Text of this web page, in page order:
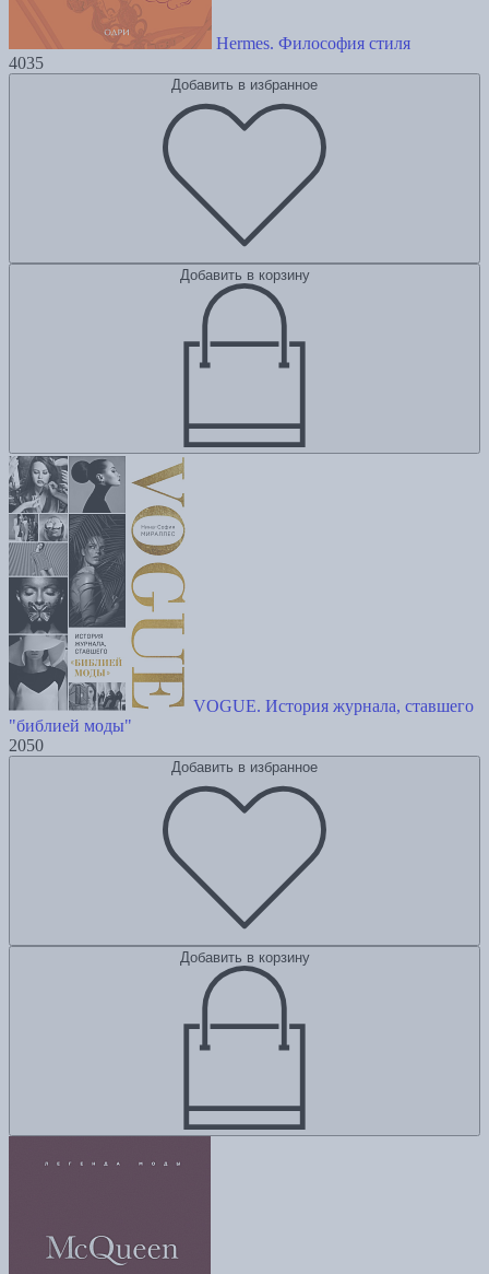
Hermes. Философия стиля
4035
Добавить в избранное
Добавить в корзину
VOGUE. История журнала, ставшего
"библией моды"
2050
Добавить в избранное
Добавить в корзину